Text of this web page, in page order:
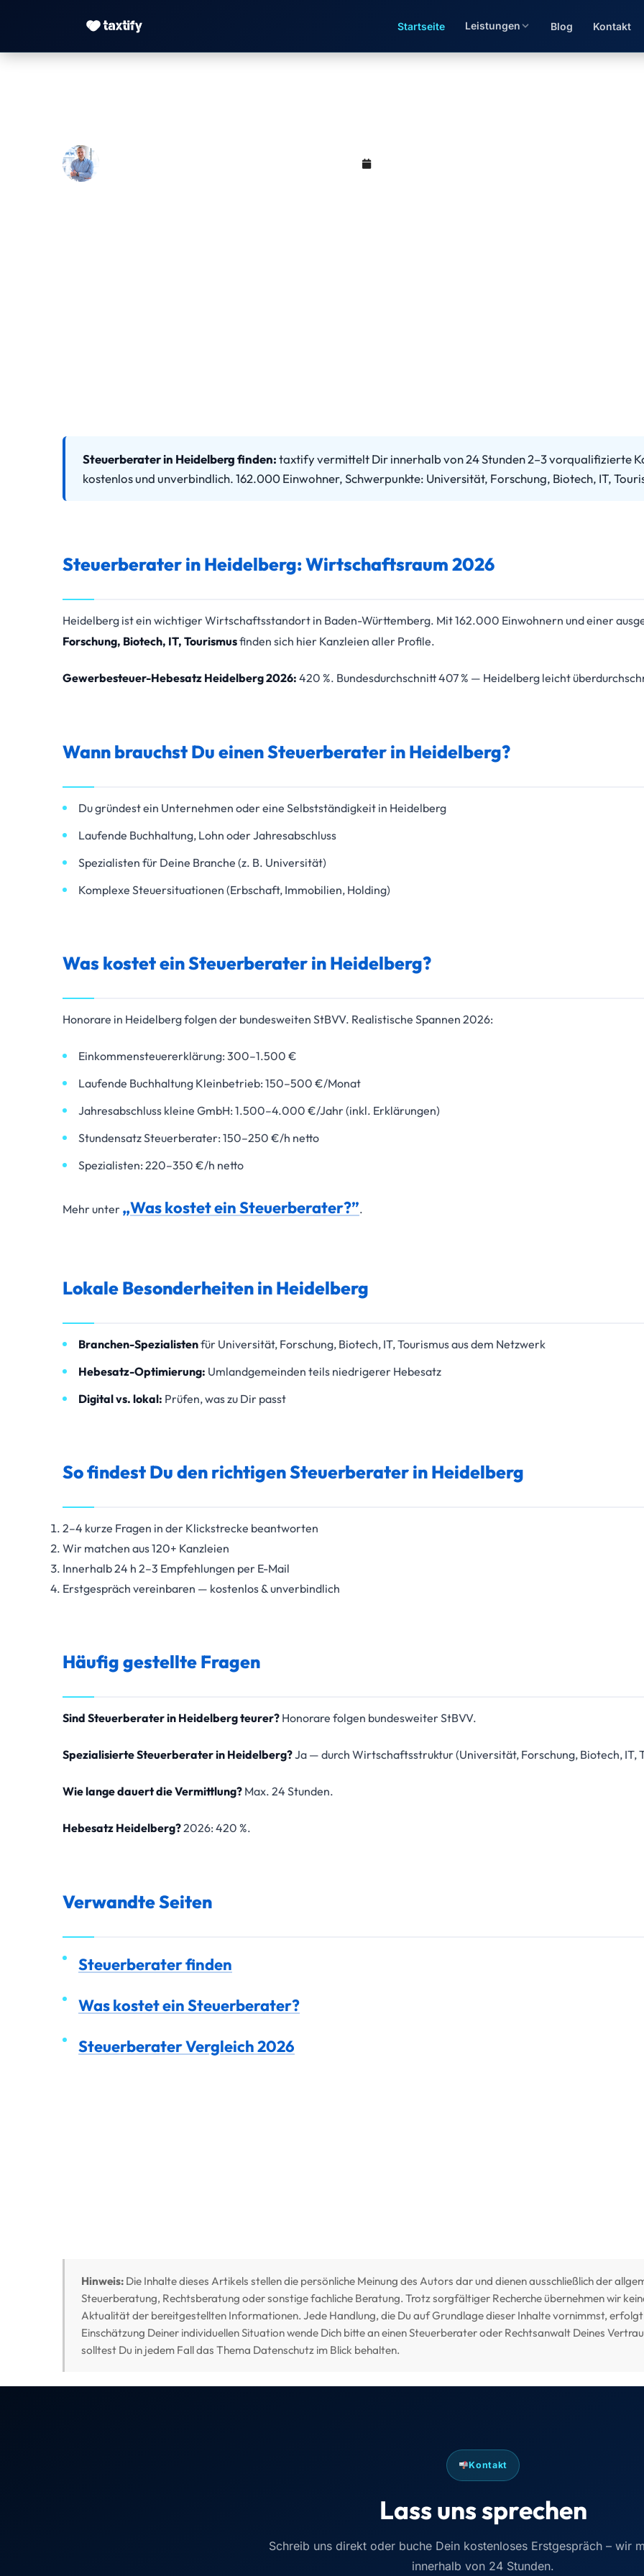
Startseite Leistungen Blog Kontakt
Steuerberater in Heidelberg finden:taxtify vermittelt Dir innerhalb von 24 Stunden 2–3 vorqualifizierte
kostenlos und unverbindlich. 162.000 Einwohner, Schwerpunkte: Universität, Forschung, Biotech, IT,
Steuerberater in Heidelberg: Wirtschaftsraum 2026
Heidelberg ist ein wichtiger Wirtschaftsstandort in Baden-Württemberg. Mit 162.000 Einwohnern und einer
Forschung, Biotech, IT, Tourismusfinden sich hier Kanzleien aller Profile.
Gewerbesteuer-Hebesatz Heidelberg 2026: 420 %. Bundesdurchschnitt 407 % — Heidelberg leicht
Wann brauchst Du einen Steuerberater in Heidelberg?
Du gründest ein Unternehmen oder eine Selbstständigkeit in Heidelberg
Laufende Buchhaltung, Lohn oder Jahresabschluss
Spezialisten für Deine Branche (z. B. Universität)
Komplexe Steuersituationen (Erbschaft, Immobilien, Holding)
Was kostet ein Steuerberater in Heidelberg?
Honorare in Heidelberg folgen der bundesweiten StBVV. Realistische Spannen 2026:
Einkommensteuererklärung: 300–1.500 €
Laufende Buchhaltung Kleinbetrieb: 150–500 €/Monat
Jahresabschluss kleine GmbH: 1.500–4.000 €/Jahr (inkl. Erklärungen)
Stundensatz Steuerberater: 150–250 €/h netto
Spezialisten: 220–350 €/h netto
Mehr unter „Was kostet ein Steuerberater?”.
Lokale Besonderheiten in Heidelberg
Branchen-Spezialistenfür Universität, Forschung, Biotech, IT, Tourismus aus dem Netzwerk
Hebesatz-Optimierung: Umlandgemeinden teils niedrigerer Hebesatz
Digital vs. lokal: Prüfen, was zu Dir passt
So findest Du den richtigen Steuerberater in Heidelberg
2–4 kurze Fragen in der Klickstrecke beantworten
Wir matchen aus 120+ Kanzleien
Innerhalb 24 h 2–3 Empfehlungen per E-Mail
Erstgespräch vereinbaren — kostenlos & unverbindlich
Häufig gestellte Fragen
Sind Steuerberater in Heidelberg teurer? Honorare folgen bundesweiter StBVV.
Spezialisierte Steuerberater in Heidelberg?Ja — durch Wirtschaftsstruktur (Universität, Forschung, Biotech, IT,
Wie lange dauert die Vermittlung? Max. 24 Stunden.
Hebesatz Heidelberg?2026: 420 %.
Verwandte Seiten
Steuerberater finden
Was kostet ein Steuerberater?
Steuerberater Vergleich 2026
Hinweis:Die Inhalte dieses Artikels stellen die persönliche Meinung des Autors dar und dienen ausschließlich der
Steuerberatung, Rechtsberatung oder sonstige fachliche Beratung. Trotz sorgfältiger Recherche übernehmen wir
Aktualität der bereitgestellten Informationen. Jede Handlung, die Du auf Grundlage dieser Inhalte vornimmst,
Einschätzung Deiner individuellen Situation wende Dich bitte an einen Steuerberater oder Rechtsanwalt Deines
solltest Du in jedem Fall das Thema Datenschutz im Blick behalten.
Kontakt
Lass uns sprechen
Schreib uns direkt oder buche Dein kostenloses Erstgespräch – wir
innerhalb von 24 Stunden.